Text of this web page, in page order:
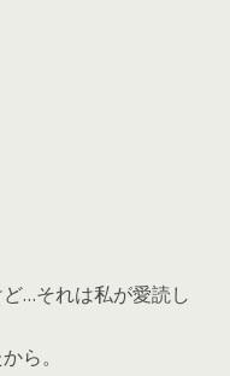
…それは私が愛読し
ら。